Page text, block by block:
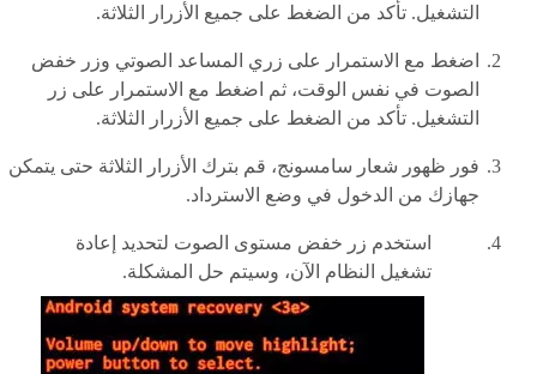
التشغيل. تأكد من الضغط على جميع الأزرار الثلاثة.
اضغط مع الاستمرار على زري المساعد الصوتي وزر خفض
الصوت في نفس الوقت، ثم اضغط مع الاستمرار على زر
التشغيل. تأكد من الضغط على جميع الأزرار الثلاثة.
فور ظهور شعار سامسونج، قم بترك الأزرار الثلاثة حتى يتمكن
جهازك من الدخول في وضع الاسترداد.
استخدم زر خفض مستوى الصوت لتحديد إعادة
تشغيل النظام الآن، وسيتم حل المشكلة.